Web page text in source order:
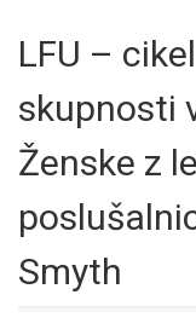
LFU –
skupnosti
Ženske z
Smyth